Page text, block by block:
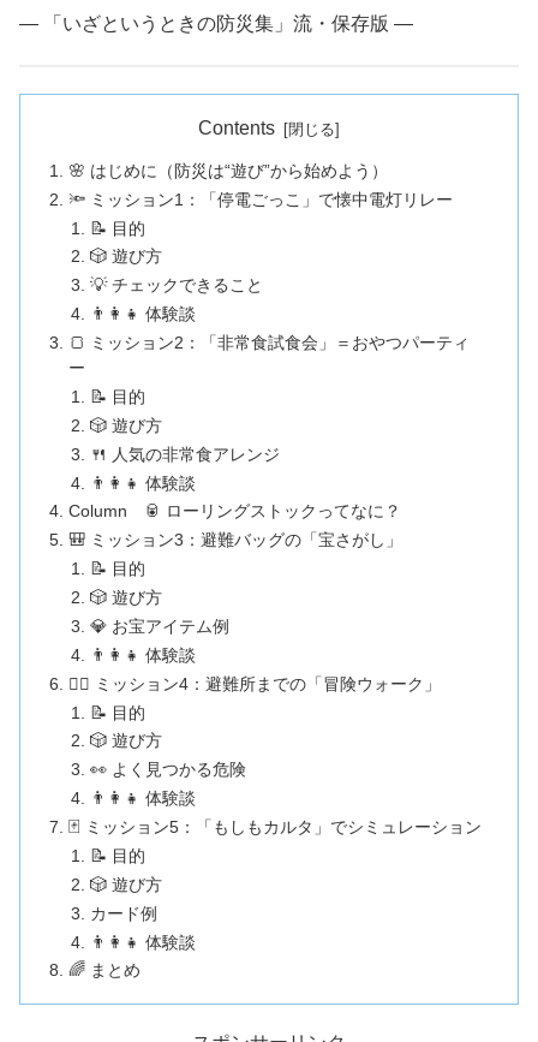
― 「いざというときの防災集」流・保存版 ―
Contents
🌸 はじめに（防災は“遊び”から始めよう）
🔦 ミッション1：「停電ごっこ」で懐中電灯リレー
📝 目的
🎲 遊び方
💡 チェックできること
👨‍👩‍👧 体験談
🍞 ミッション2：「非常食試食会」＝おやつパーティ
ー
📝 目的
🎲 遊び方
🍴 人気の非常食アレンジ
👨‍👩‍👧 体験談
Column 🥫 ローリングストックってなに？
🎒 ミッション3：避難バッグの「宝さがし」
📝 目的
🎲 遊び方
💎 お宝アイテム例
👨‍👩‍👧 体験談
🚶‍♀️ ミッション4：避難所までの「冒険ウォーク」
📝 目的
🎲 遊び方
👀 よく見つかる危険
👨‍👩‍👧 体験談
🃏 ミッション5：「もしもカルタ」でシミュレーション
📝 目的
🎲 遊び方
カード例
👨‍👩‍👧 体験談
🌈 まとめ